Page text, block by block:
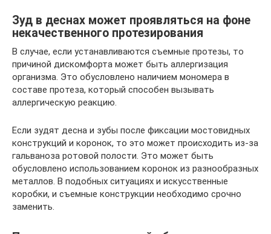
Зуд в деснах может проявляться на фоне
некачественного протезирования
В случае, если устанавливаются съемные протезы, то
причиной дискомфорта может быть аллергизация
организма. Это обусловлено наличием мономера в
составе протеза, который способен вызывать
аллергическую реакцию.
Если зудят десна и зубы после фиксации мостовидных
конструкций и коронок, то это может происходить из-за
гальваноза ротовой полости. Это может быть
обусловлено использованием коронок из разнообразных
металлов. В подобных ситуациях и искусственные
коробки, и съемные конструкции необходимо срочно
заменить.